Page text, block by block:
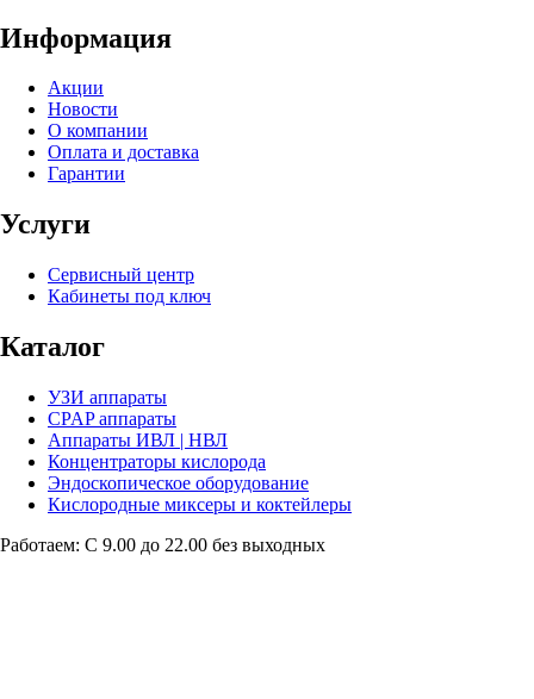
Информация
Акции
Новости
О компании
Оплата и доставка
Гарантии
Услуги
Сервисный центр
Кабинеты под ключ
Каталог
УЗИ аппараты
CPAP аппараты
Аппараты ИВЛ | НВЛ
Концентраторы кислорода
Эндоскопическое оборудование
Кислородные миксеры и коктейлеры
Работаем: С 9.00 до 22.00 без выходных